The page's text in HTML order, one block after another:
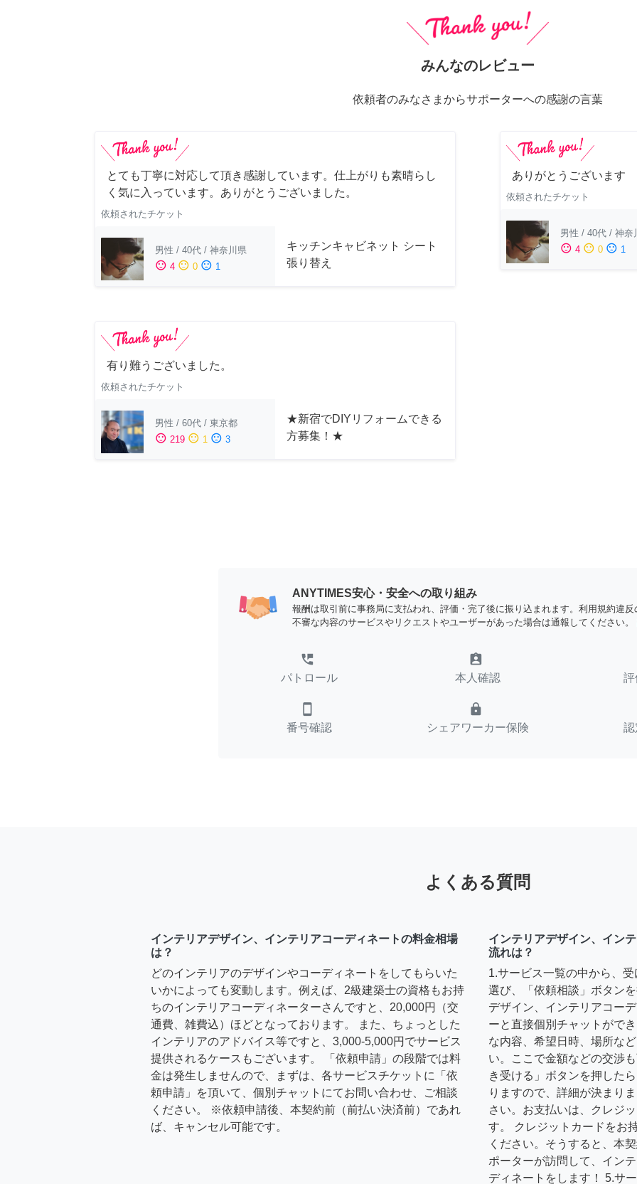
みんなのレビュー
依頼者のみなさまからサポーターへの感謝の言葉
とても丁寧に対応して頂き感謝しています。仕上がりも素晴らし
く気に入っています。ありがとうございました。
依頼されたチケット
男性 / 40代 / 神奈川県
sentiment_satisfied 4 sentiment_neutral 0 sentiment_dissatisfied 1
キッチンキャビネット シート
張り替え
ありがとうございます
依頼されたチケット
男性 / 40代 / 神奈
sentiment_satisfied 4 sentiment_neutral 0 sentiment_dissatisfied 1
有り難うございました。
依頼されたチケット
男性 / 60代 / 東京都
sentiment_satisfied 219 sentiment_neutral 1 sentiment_dissatisfied 3
★新宿でDIYリフォームできる
方募集！★
ANYTIMES安心・安全への取り組み
報酬は取引前に事務局に支払われ、評価・完了後に振り込まれます。利用規約違反
不審な内容のサービスやリクエストやユーザーがあった場合は通報してください。
perm_phone_msg
パトロール
assignment_ind
本人確認
smartphone
番号確認
lock
シェアワーカー保険
よくある質問
インテリアデザイン、インテリアコーディネートの料金相場
は？
どのインテリアのデザインやコーディネートをしてもらいた
いかによっても変動します。例えば、2級建築士の資格もお持
ちのインテリアコーディネーターさんですと、20,000円（交
通費、雑費込）ほどとなっております。 また、ちょっとした
インテリアのアドバイス等ですと、3,000-5,000円でサービス
提供されるケースもございます。 「依頼申請」の段階では料
金は発生しませんので、まずは、各サービスチケットに「依
頼申請」を頂いて、個別チャットにてお問い合わせ、ご相談
ください。 ※依頼申請後、本契約前（前払い決済前）であれ
ば、キャンセル可能です。
インテリアデザイン、イン
流れは？
1.サービス一覧の中から、
選び、「依頼相談」ボタン
デザイン、インテリアコー
ーと直接個別チャットがで
な内容、希望日時、場所な
い。ここで金額などの交渉
き受ける」ボタンを押した
りますので、詳細が決まり
さい。お支払いは、クレジ
す。 クレジットカードをお
ください。そうすると、本
ポーターが訪問して、イン
ディネートをします！ 5.サ